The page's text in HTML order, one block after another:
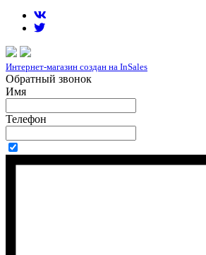
Интернет-магазин создан на InSales
Обратный звонок
Имя
Телефон